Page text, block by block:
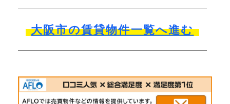
大阪市の賃貸物件一覧へ進む